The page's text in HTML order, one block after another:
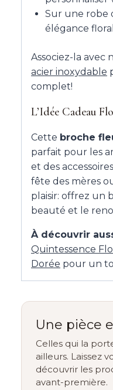
Sur une robe
élégance
Associez-la avec
acier inoxydable
complet!
L’Idée Cadeau
Cette broche
parfait pour les
et des
fête des mères
plaisir: offrez un
beauté et le
À découvrir
Quintessence
Dorée pour un
Une pièce
Celles qui la
ailleurs. Laissez
découvrir les
avant-première.